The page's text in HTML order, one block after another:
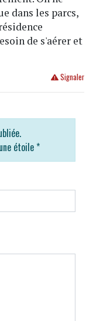
dans les parcs,
de s'aérer et
Signaler
étoile *